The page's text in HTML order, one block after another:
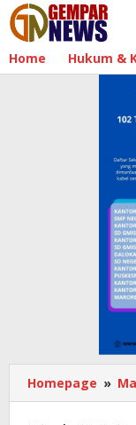
Lewati
ke
konten
Home Hukum &
Homepage »